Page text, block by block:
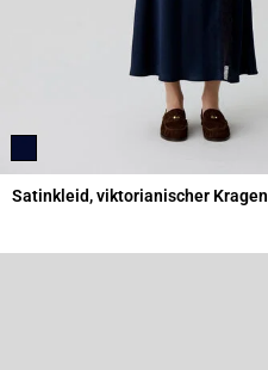
Satinkleid, viktorianischer Kragen